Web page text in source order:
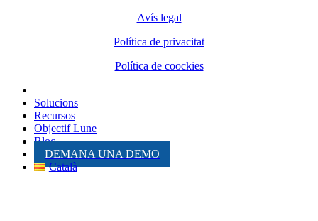
Avís legal
Política de privacitat
Política de coockies
Solucions
Recursos
Objectif Lune
Bloc
DEMANA UNA DEMO
Català